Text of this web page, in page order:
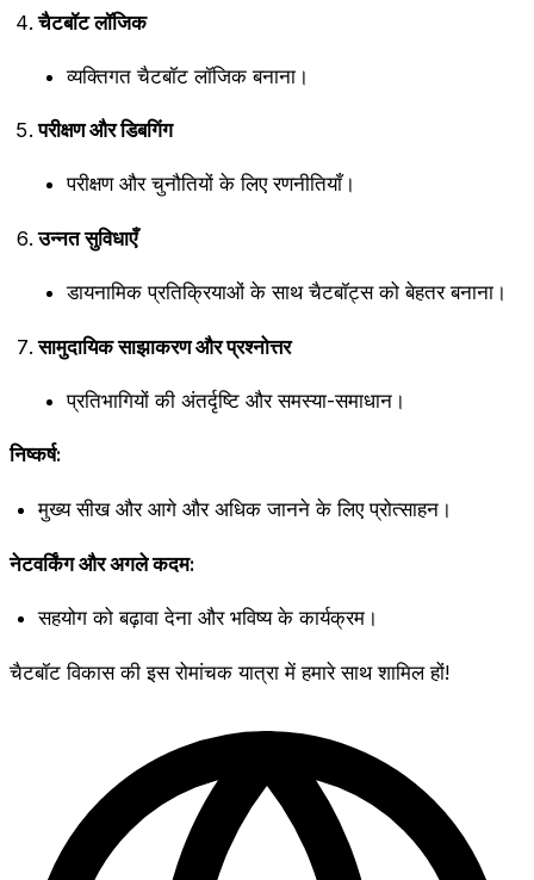
चैटबॉट लॉजिक
व्यक्तिगत चैटबॉट लॉजिक बनाना।
परीक्षण और डिबगिंग
परीक्षण और चुनौतियों के लिए रणनीतियाँ।
उन्नत सुविधाएँ
डायनामिक प्रतिक्रियाओं के साथ चैटबॉट्स को बेहतर बनाना।
सामुदायिक साझाकरण और प्रश्नोत्तर
प्रतिभागियों की अंतर्दृष्टि और समस्या-समाधान।
निष्कर्ष:
मुख्य सीख और आगे और अधिक जानने के लिए प्रोत्साहन।
नेटवर्किंग और अगले कदम:
सहयोग को बढ़ावा देना और भविष्य के कार्यक्रम।
चैटबॉट विकास की इस रोमांचक यात्रा में हमारे साथ शामिल हों!